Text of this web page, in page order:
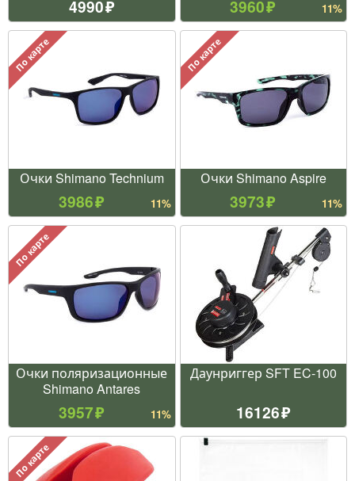
4990 3960 11%
По карте
Очки Shimano Technium
3986 11%
По карте
Очки Shimano Aspire
3973 11%
По карте
Очки поляризационные
Shimano Antares
3957 11%
Даунриггер SFT EC-100
16126
По карте